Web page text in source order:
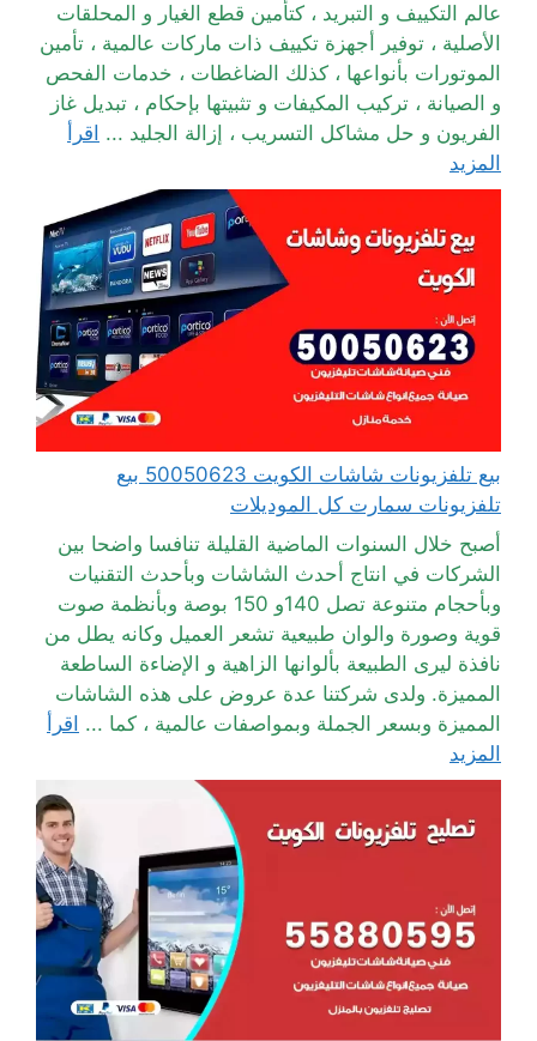
عالم التكييف و التبريد ، كتأمين قطع الغيار و المحلقات
الأصلية ، توفير أجهزة تكييف ذات ماركات عالمية ، تأمين
الموتورات بأنواعها ، كذلك الضاغطات ، خدمات الفحص
و الصيانة ، تركيب المكيفات و تثبيتها بإحكام ، تبديل غاز
الفريون و حل مشاكل التسريب ، إزالة الجليد ... اقرأ
المزيد
بيع تلفزيونات شاشات الكويت 50050623 بيع
تلفزيونات سمارت كل الموديلات
أصبح خلال السنوات الماضية القليلة تنافسا واضحا بين
الشركات في انتاج أحدث الشاشات وبأحدث التقنيات
وبأحجام متنوعة تصل 140و 150 بوصة وبأنظمة صوت
قوية وصورة والوان طبيعية تشعر العميل وكانه يطل من
نافذة ليرى الطبيعة بألوانها الزاهية و الإضاءة الساطعة
المميزة. ولدى شركتنا عدة عروض على هذه الشاشات
المميزة وبسعر الجملة وبمواصفات عالمية ، كما ... اقرأ
المزيد